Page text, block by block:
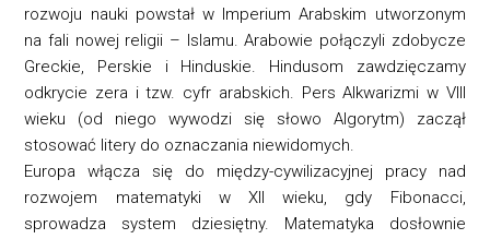
rozwoju nauki powstał w Imperium Arabskim utworzonym
na fali nowej religii – Islamu. Arabowie połączyli zdobycze
Greckie, Perskie i Hinduskie. Hindusom zawdzięczamy
odkrycie zera i tzw. cyfr arabskich. Pers Alkwarizmi w VIII
wieku (od niego wywodzi się słowo Algorytm) zaczął
stosować litery do oznaczania niewidomych.
Europa włącza się do między-cywilizacyjnej pracy nad
rozwojem matematyki w XII wieku, gdy Fibonacci,
sprowadza system dziesiętny. Matematyka dosłownie